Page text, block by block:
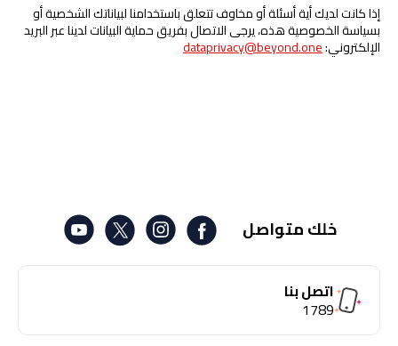
إذا كانت لديك أية أسئلة أو مخاوف تتعلق باستخدامنا لبياناتك الشخصية أو
بسياسة الخصوصية هذه، يرجى الاتصال بفريق حماية البيانات لدينا عبر البريد
الإلكتروني:dataprivacy@beyond.one
خلك متواصل
اتصل بنا
1789